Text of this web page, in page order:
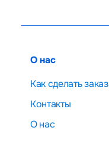
О нас
Как сделать заказ
Контакты
О нас